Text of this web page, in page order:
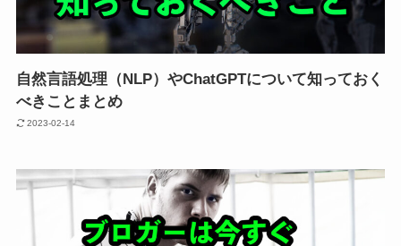
自然言語処理（NLP）やChatGPTについて知っておく
べきことまとめ
2023-02-14